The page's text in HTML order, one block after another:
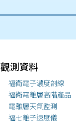
觀測資料
福衛電子濃度剖線
福衛電離層高階產品
電離層天氣監測
福七離子速度儀